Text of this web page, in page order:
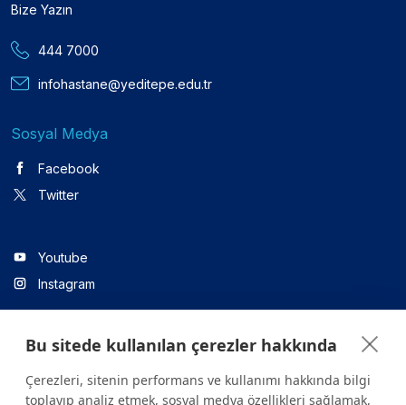
Bize Yazın
444 7000
infohastane@yeditepe.edu.tr
Sosyal Medya
Facebook
Twitter
Youtube
Instagram
Linkedin
Bu sitede kullanılan çerezler hakkında
Çerezleri, sitenin performans ve kullanımı hakkında bilgi
toplayıp analiz etmek, sosyal medya özellikleri sağlamak,